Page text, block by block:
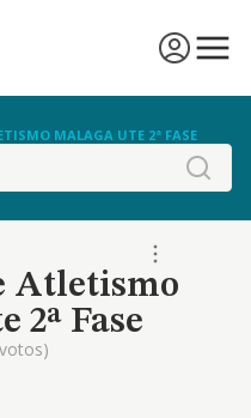
MALAGA UTE 2ª FASE
Atletismo
2ª Fase